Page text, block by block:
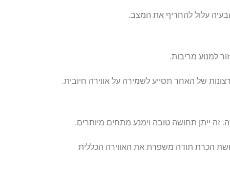
עלול להחריף את המצב.
למנוע מריבות.
של האחר תסייע לשמירה על אווירה חיובית.
ייתן תחושה טובה וימנע מתחים מיותרים.
הכרת תודה משפרת את האווירה הכללית